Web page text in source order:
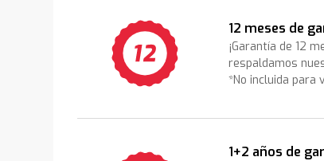
12 meses de
¡Garantía de 12
respaldamos
*No incluida para
1+2 años de